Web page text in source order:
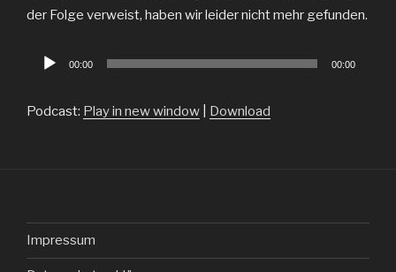
der Folge verweist, haben wir leider nicht mehr gefunden.
Audio
00:00 00:00
Podcast: Play in new window Download
Impressum